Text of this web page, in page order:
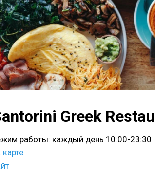
Greek
работы: каждый день 10:00-23:30
карте